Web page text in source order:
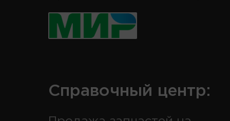
Справочный центр: